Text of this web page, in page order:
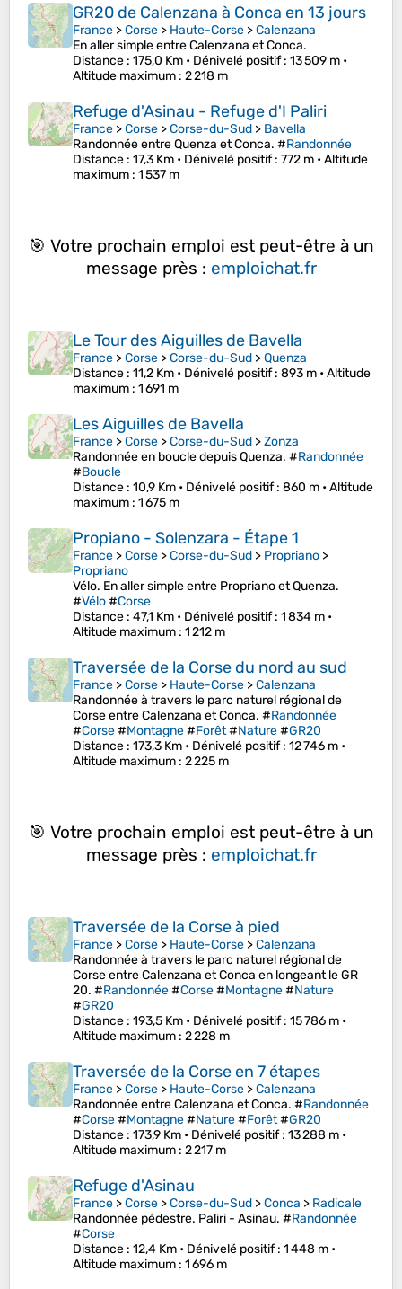
GR20 de Calenzana à Conca en 13 jours
France >Corse > Haute-Corse >Calenzana
En aller simple entre Calenzana et Conca.
Distance : 175,0 Km • Dénivelé positif: 13 509 m •
Altitude maximum : 2 218 m
Refuge d'Asinau - Refuge d'I Paliri
France >Corse >Corse-du-Sud > Bavella
Randonnée entre Quenza et Conca. #Randonnée
Distance : 17,3 Km • Dénivelé positif: 772 m •Altitude
maximum : 1 537 m
🎯 Votre prochain emploi est peut-être à un
message près : emploichat.fr
Le Tour des Aiguilles de Bavella
France >Corse >Corse-du-Sud >Quenza
Distance : 11,2 Km • Dénivelé positif: 893 m •Altitude
maximum : 1 691 m
Les Aiguilles de Bavella
France >Corse >Corse-du-Sud >Zonza
Randonnée en boucle depuis Quenza. #Randonnée
#Boucle
Distance : 10,9 Km • Dénivelé positif: 860 m •Altitude
maximum : 1 675 m
Propiano - Solenzara - Étape 1
France >Corse >Corse-du-Sud > Propriano >
Propriano
Vélo. En aller simple entre Propriano et Quenza.
#Vélo#Corse
Distance : 47,1 Km • Dénivelé positif: 1 834 m •
Altitude maximum : 1 212 m
Traversée de la Corse du nord au sud
France >Corse > Haute-Corse >Calenzana
Randonnée à travers le parc naturel régional de
Corse entre Calenzana et Conca. #Randonnée
#Corse#Montagne#Forêt#Nature#GR20
Distance : 173,3 Km • Dénivelé positif: 12 746 m •
Altitude maximum : 2 225 m
🎯 Votre prochain emploi est peut-être à un
message près : emploichat.fr
Traversée de la Corse à pied
France >Corse > Haute-Corse >Calenzana
Randonnée à travers le parc naturel régional de
Corse entre Calenzana et Conca en longeant le GR
20. #Randonnée#Corse#Montagne#Nature
#GR20
Distance : 193,5 Km • Dénivelé positif: 15 786 m •
Altitude maximum : 2 228 m
Traversée de la Corse en 7 étapes
France >Corse > Haute-Corse >Calenzana
Randonnée entre Calenzana et Conca. #Randonnée
#Corse#Montagne#Nature#Forêt#GR20
Distance : 173,9 Km • Dénivelé positif: 13 288 m •
Altitude maximum : 2 217 m
Refuge d'Asinau
France >Corse >Corse-du-Sud >Conca > Radicale
Randonnée pédestre. Paliri - Asinau. #Randonnée
#Corse
Distance : 12,4 Km • Dénivelé positif: 1 448 m •
Altitude maximum : 1 696 m